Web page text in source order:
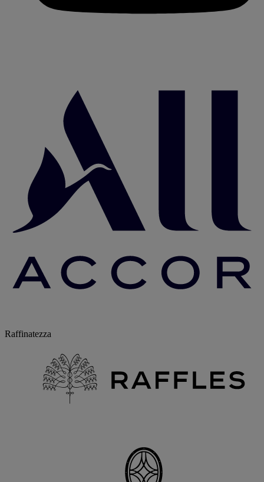
Raffinatezza